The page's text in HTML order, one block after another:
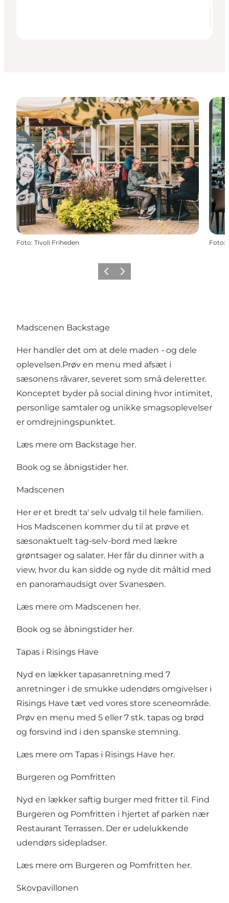
Foto: Tivoli Friheden Foto:
ForrigeNæste
Madscenen Backstage
Her handler det om at dele maden - og dele
oplevelsen.Prøv en menu med afsæt i
sæsonens råvarer, severet som små deleretter.
Konceptet byder på social dining hvor intimitet,
personlige samtaler og unikke smagsoplevelser
er omdrejningspunktet.
Læs mere om Backstage her.
Book og se åbnigstider her.
Madscenen
Her er et bredt ta' selv udvalg til hele familien.
Hos Madscenen kommer du til at prøve et
sæsonaktuelt tag-selv-bord med lækre
grøntsager og salater. Her får du dinner with a
view, hvor du kan sidde og nyde dit måltid med
en panoramaudsigt over Svanesøen.
Læs mere om Madscenen her.
Book og se åbningstider her.
Tapas i Risings Have
Nyd en lækker tapasanretning med 7
anretninger i de smukke udendørs omgivelser i
Risings Have tæt ved vores store sceneområde.
Prøv en menu med 5 eller 7 stk. tapas og brød
og forsvind ind i den spanske stemning.
Læs mere om Tapas i Risings Have her.
Burgeren og Pomfritten
Nyd en lækker saftig burger med fritter til. Find
Burgeren og Pomfritten i hjertet af parken nær
Restaurant Terrassen. Der er udelukkende
udendørs sidepladser.
Læs mere om Burgeren og Pomfritten her.
Skovpavillonen